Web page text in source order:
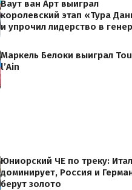
Ваут ван Арт выиграл
королевский этап «Тура
и упрочил лидерство в
Маркель Белоки выиграл
l’Ain
Юниорский ЧЕ по треку:
доминирует, Россия и
берут золото